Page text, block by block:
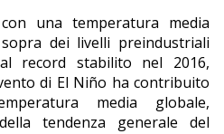
una temperatura media
dei livelli preindustriali
record stabilito nel 2016,
di El Niño ha contribuito
media globale,
tendenza generale del